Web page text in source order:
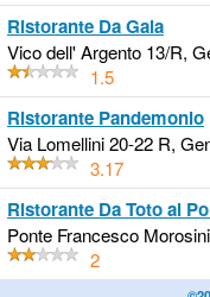
Ristorante Da Gaia
Vico dell' Argento 13/R,
1.5
Ristorante Pandemonio
Via Lomellini 20-22 R,
3.17
Ristorante Da Toto al
Ponte Francesco
2